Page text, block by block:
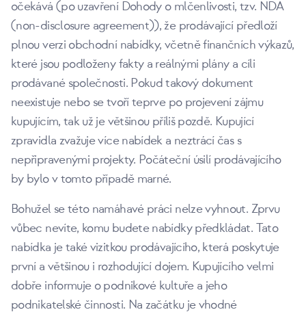
očekává (po uzavření Dohody o mlčenlivosti, tzv. NDA
(non-disclosure agreement)), že prodávající předloží
plnou verzi obchodní nabídky, včetně finančních výkazů,
které jsou podloženy fakty a reálnými plány a cíli
prodávané společnosti. Pokud takový dokument
neexistuje nebo se tvoří teprve po projevení zájmu
kupujícím, tak už je většinou příliš pozdě. Kupující
zpravidla zvažuje více nabídek a neztrácí čas s
nepřipravenými projekty. Počáteční úsilí prodávajícího
by bylo v tomto případě marné.
Bohužel se této namáhavé práci nelze vyhnout. Zprvu
vůbec nevíte, komu budete nabídky předkládat. Tato
nabídka je také vizitkou prodávajícího, která poskytuje
první a většinou i rozhodující dojem. Kupujícího velmi
dobře informuje o podnikové kultuře a jeho
podnikatelské činnosti. Na začátku je vhodné